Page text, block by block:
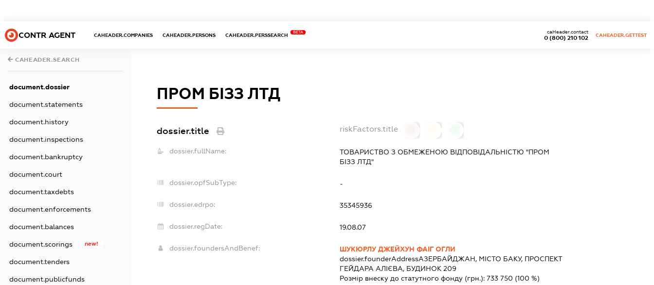
CONTR AGENT CAHEADER.COMPANIES CAHEADER.PERSONS CAHEADER.PERSSEARCH
BETA
0 (800) 210 102
caHeader.contact
CAHEADER.GETTEST
CAHEADER.SEARCH
document.dossier
document.statements
document.history
document.inspections
document.bankruptcy
document.court
document.taxdebts
document.enforcements
document.balances
document.scorings new!
document.tenders
document.publicfunds
ПРОМ БІЗЗ ЛТД
dossier.title riskFactors.title
dossier.fullName:
ТОВАРИСТВО З ОБМЕЖЕНОЮ ВІДПОВІДАЛЬНІСТЮ "ПРОМ
БІЗЗ ЛТД"
dossier.opfSubType: -
dossier.edrpo: 35345936
dossier.regDate: 19.08.07
dossier.foundersAndBenef:
ШУКЮРЛУ ДЖЕЙХУН ФАІГ ОГЛИ
dossier.founderAddressАЗЕРБАЙДЖАН, МІСТО БАКУ, ПРОСПЕКТ
ГЕЙДАРА АЛІЄВА, БУДИНОК 209
Розмір внеску до статутного фонду (грн.): 733 750 (100 %)